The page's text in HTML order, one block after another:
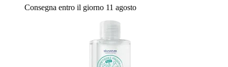
Consegna entro il giorno 11 agosto